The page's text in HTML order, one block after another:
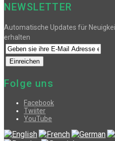
NEWSLETTER
Automatische Updates für
erhalten
Folge uns
Facebook
Twiiter
YouTube